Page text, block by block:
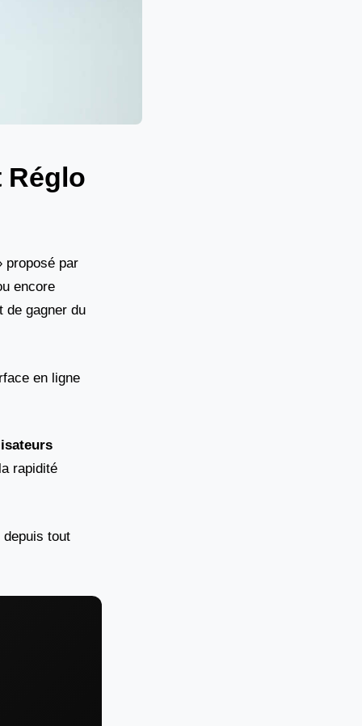
Réglo
proposé par
encore
de gagner du
en ligne
rapidité
depuis tout